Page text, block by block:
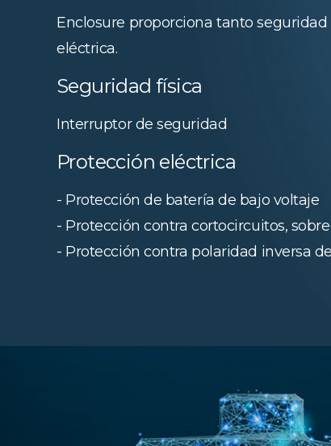
Enclosure proporciona tanto
eléctrica.
Seguridad física
Interruptor de seguridad
Protección eléctrica
- Protección de batería de bajo voltaje
- Protección contra cortocircuitos,
- Protección contra polaridad inversa